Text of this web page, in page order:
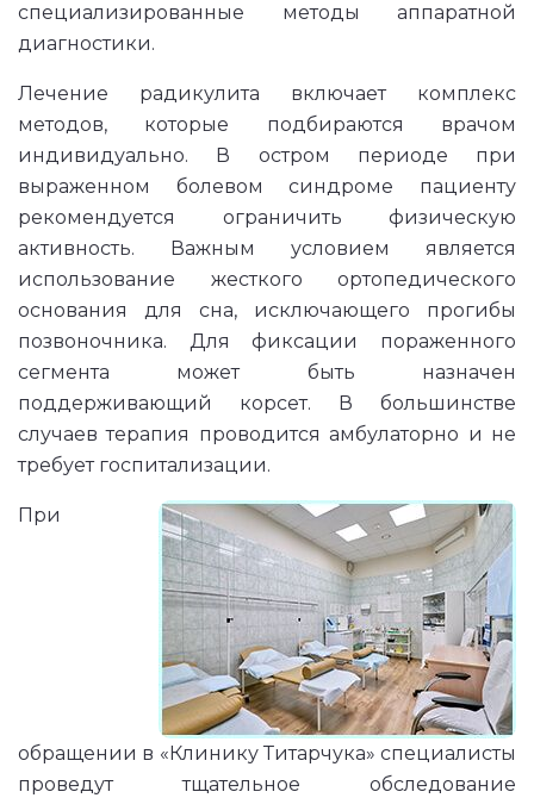
специализированные методы аппаратной
диагностики.
Лечение радикулита включает комплекс
методов, которые подбираются врачом
индивидуально. В остром периоде при
выраженном болевом синдроме пациенту
рекомендуется ограничить физическую
активность. Важным условием является
использование жесткого ортопедического
основания для сна, исключающего прогибы
позвоночника. Для фиксации пораженного
сегмента может быть назначен
поддерживающий корсет. В большинстве
случаев терапия проводится амбулаторно и не
требует госпитализации.
При
обращении в «Клинику Титарчука» специалисты
проведут тщательное обследование